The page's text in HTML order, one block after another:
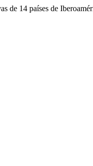
14 países de